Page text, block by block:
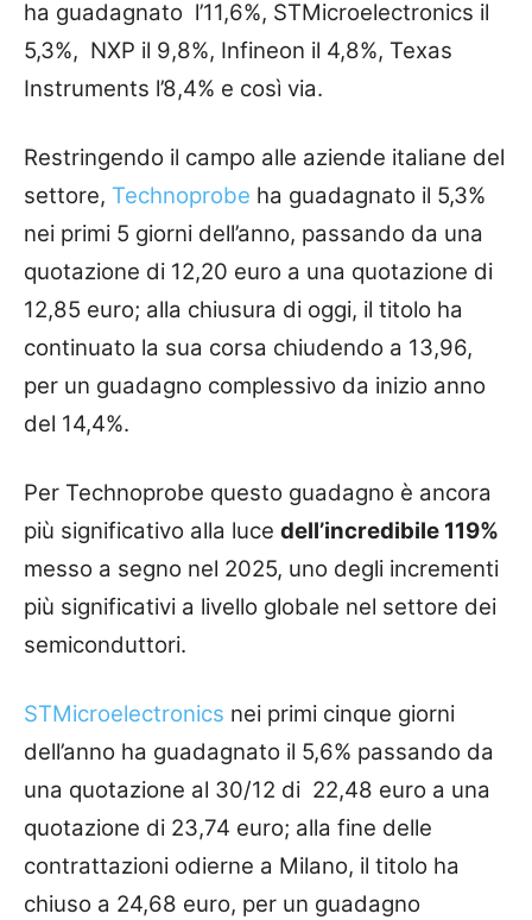
ha guadagnato l’11,6%, STMicroelectronics il
5,3%, NXP il 9,8%, Infineon il 4,8%, Texas
Instruments l’8,4% e così via.
Restringendo il campo alle aziende italiane del
settore, Technoprobe ha guadagnato il 5,3%
nei primi 5 giorni dell’anno, passando da una
quotazione di 12,20 euro a una quotazione di
12,85 euro; alla chiusura di oggi, il titolo ha
continuato la sua corsa chiudendo a 13,96,
per un guadagno complessivo da inizio anno
del 14,4%.
Per Technoprobe questo guadagno è ancora
più significativo alla luce dell’incredibile 119%
messo a segno nel 2025, uno degli incrementi
più significativi a livello globale nel settore dei
semiconduttori.
STMicroelectronics nei primi cinque giorni
dell’anno ha guadagnato il 5,6% passando da
una quotazione al 30/12 di 22,48 euro a una
quotazione di 23,74 euro; alla fine delle
contrattazioni odierne a Milano, il titolo ha
chiuso a 24,68 euro, per un guadagno